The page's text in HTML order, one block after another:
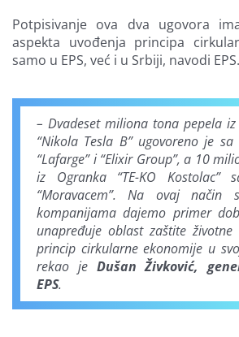
Potpisivanje ova dva ugovora
aspekta uvođenja principa
samo u EPS, već i u Srbiji, navodi EPS.
– Dvadeset miliona tona pepela
“Nikola Tesla B” ugovoreno je
“Lafarge” i “Elixir Group”, a 10
iz Ogranka “TE-KO Kostolac”
“Moravacem”. Na ovaj način
kompanijama dajemo primer
unapređuje oblast zaštite
princip cirkularne ekonomije u
rekao je Dušan Živković,
EPS.